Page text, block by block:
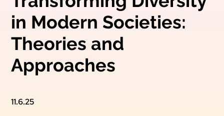
in Modern Societies:
Theories and
Approaches
11.6.25